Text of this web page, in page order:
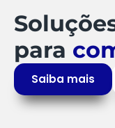
para
Saiba mais